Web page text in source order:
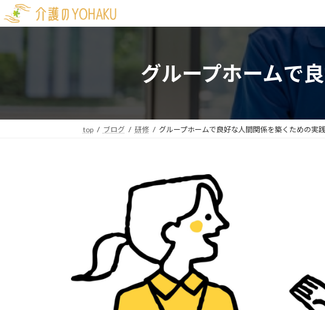
ン
ン
ビ
ー
グループホームで
top ブログ 研修 グループホームで良好な人間関係を築くための実